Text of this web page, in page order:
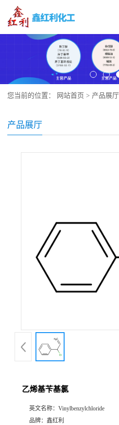
您当前的位置： 网站首页 > 产品展厅
产品展厅
乙烯基苄基氯
英文名称： Vinylbenzylchloride
品牌： 鑫红利